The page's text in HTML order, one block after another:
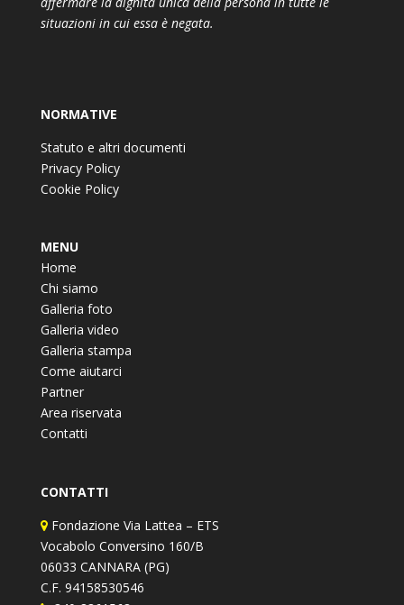
situazioni in cui essa è negata.
NORMATIVE
Statuto e altri documenti
Privacy Policy
Cookie Policy
MENU
Home
Chi siamo
Galleria foto
Galleria video
Galleria stampa
Come aiutarci
Partner
Area riservata
Contatti
CONTATTI
Fondazione Via Lattea – ETS
Vocabolo Conversino 160/B
06033 CANNARA (PG)
C.F. 94158530546